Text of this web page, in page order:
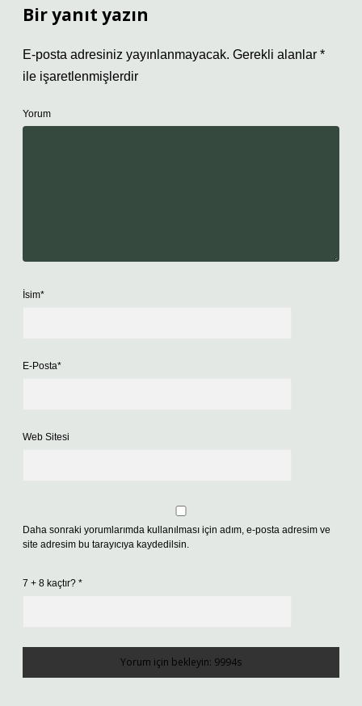
Bir yanıt yazın
E-posta adresiniz yayınlanmayacak. Gerekli alanlar *
ile işaretlenmişlerdir
Yorum
İsim*
E-Posta*
Web Sitesi
Daha sonraki yorumlarımda kullanılması için adım, e-posta adresim ve
site adresim bu tarayıcıya kaydedilsin.
7 + 8 kaçtır? *